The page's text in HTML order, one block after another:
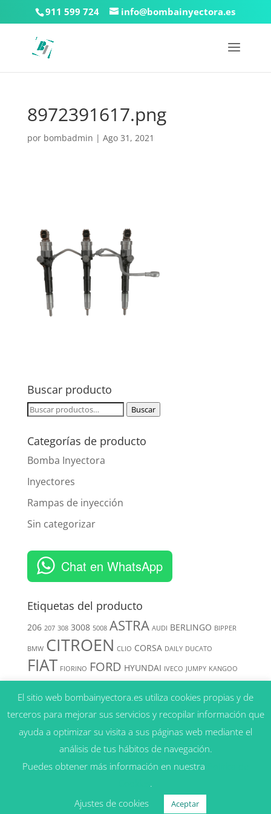
911 599 724 info@bombainyectora.es
8972391617.png
por bombadmin | Ago 31, 2021
Buscar producto
Buscar
Buscar
Categorías de producto
Bomba Inyectora
Inyectores
Rampas de inyección
Sin categorizar
Chat en WhatsApp
Etiquetas del producto
206 207 308 3008 5008 ASTRA AUDI BERLINGO BIPPER
BMW CITROEN CLIO CORSA DAILY DUCATO
FIAT FIORINO FORD HYUNDAI IVECO JUMPY KANGOO
MERCEDESMERIVA
NISSAN
OPEL PAJERO PATHFINDER PEUGEOT
RENAULT SHOGUN SPRINTER SUZUKI TRANSIT
VAUXHALL VECTRA VOLKSWAGEN VOLVO
El sitio web bombainyectora.es utiliza cookies propias y de
terceros para mejorar sus servicios y recopilar información que
ayuda a optimizar su visita a sus páginas web mediante el
análisis de tus hábitos de navegación.
Puedes obtener más información en nuestra
.
Ajustes de cookies
Aceptar